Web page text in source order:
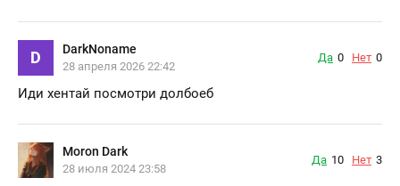
D DarkNoname
28 апреля 2026 22:42
Да 0 Нет 0
Иди хентай посмотри долбоеб
Moron Dark
28 июля 2024 23:58
Да 10 Нет 3